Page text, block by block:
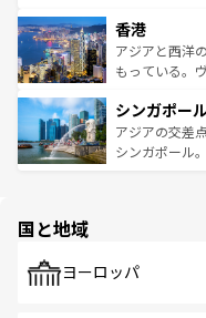
とつ。フォー
ひ現地で味わ
が旅行者を迎
参照してほしい
の活気が交差
帯で自然と触
いビーチでリ
激する。気候
が待っている
た文化、そし
香港
アジアと西洋
もっている。
み、どこを訪
ており、効率
うな絶景から
シンガポー
アジアの交差
シンガポール
で、ホーカー
国と地域
ヨーロッパ